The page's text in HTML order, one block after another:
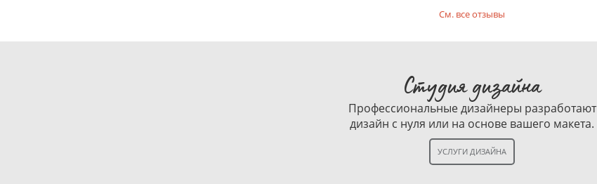
См. все отзывы
Студия дизайна
Профессиональные дизайнеры разработают
дизайн с нуля или на основе вашего макета.